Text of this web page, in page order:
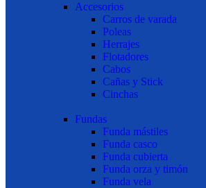
Accesorios
Carros de varada
Poleas
Herrajes
Flotadores
Cabos
Cañas y Stick
Cinchas
Fundas
Funda mástiles
Funda casco
Funda cubierta
Funda orza y timón
Funda vela